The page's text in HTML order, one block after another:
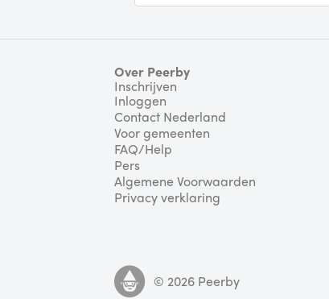
Over Peerby
Inschrijven
Inloggen
Contact Nederland
Voor gemeenten
FAQ/Help
Pers
Algemene Voorwaarden
Privacy verklaring
© 2026 Peerby